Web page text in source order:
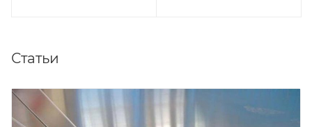
Статьи